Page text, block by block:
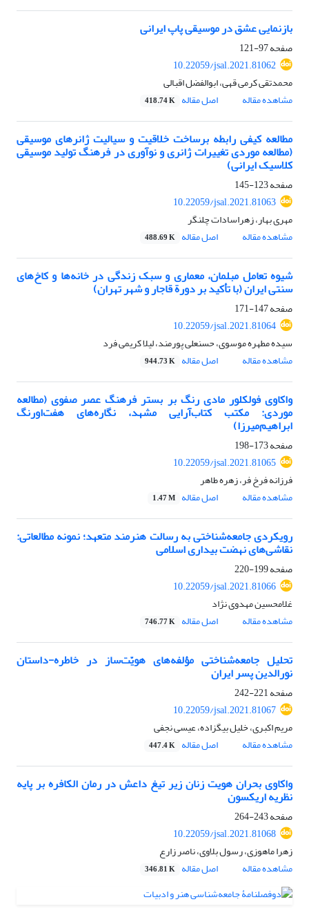
بازنمایی عشق در موسیقی پاپ ایرانی
صفحه97-121
10.22059/jsal.2021.81062
محمدتقی کرمی قهی، ابوالفضل اقبالی
مشاهده مقاله
اصل مقاله 418.74 K
مطالعه کیفی رابطه برساخت خلاقیت و سیالیت ژانرهای موسیقی
(مطالعه موردی تغییرات ژانری و نوآوری در فرهنگ تولید موسیقی
کلاسیک ایرانی)
صفحه123-145
10.22059/jsal.2021.81063
مهری بهار، زهراسادات چلنگر
مشاهده مقاله
اصل مقاله 488.69 K
شیوه تعامل مبلمان، معماری و سبک زندگی در خانه‌ها و کاخ‌های
سنتی ایران (با تأکید بر دورة قاجار و شهر تهران)
صفحه147-171
10.22059/jsal.2021.81064
سیده مطهره موسوی، حسنعلی پورمند، لیلا کریمی فرد
مشاهده مقاله
اصل مقاله 944.73 K
واکاوی فولکلور مادی رنگ بر بستر فرهنگ عصر‌ صفوی (مطالعه
موردی: مکتب کتاب‌آرایی ‌مشهد، نگاره‌های هفت‌اورنگ
ابراهیم‌میرزا)
صفحه173-198
10.22059/jsal.2021.81065
فرزانه فرخ فر، زهره طاهر
مشاهده مقاله
اصل مقاله 1.47 M
رویکردی جامعه‌شناختی به رسالت هنرمند متعهد؛ نمونه مطالعاتی:
نقاشی‌های نهضت بیداری اسلامی
صفحه199-220
10.22059/jsal.2021.81066
غلامحسین مهدوی نژاد
مشاهده مقاله
اصل مقاله 746.77 K
تحلیل جامعه‌شناختی مؤلفه‌های هویّت‌ساز در خاطره-‌داستان
نورالدین پسر ایران
صفحه221-242
10.22059/jsal.2021.81067
مریم اکبری، خلیل بیگزاده، عیسی نجفی
مشاهده مقاله
اصل مقاله 447.4 K
واکاوی بحران هویت زنان زیر تیغ داعش در رمان الکافره بر پایه
نظریه اریکسون
صفحه243-264
10.22059/jsal.2021.81068
زهرا ماهوزی، رسول بلاوی، ناصر زارع
مشاهده مقاله
اصل مقاله 346.81 K